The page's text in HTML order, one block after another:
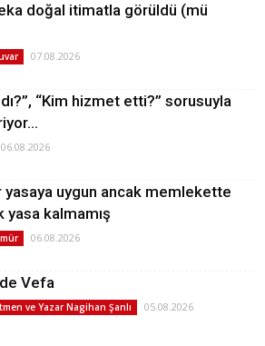
doğal itimatla görüldü (mü
07.08.2026
“Kim hizmet etti?” sorusuyla
06.08.2026
yasaya uygun ancak memlekette
yasa kalmamış
06.08.2026
Vefa
ve Yazar Nagihan Şanlı 05.08.2026